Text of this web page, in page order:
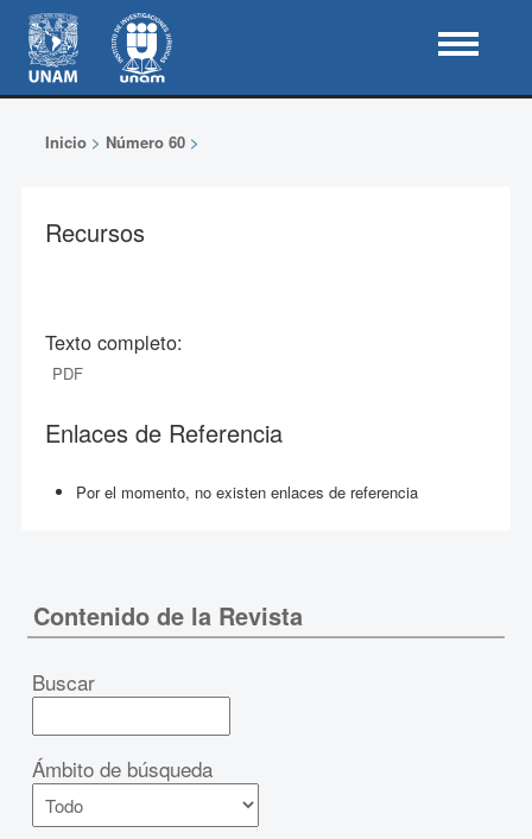
Inicio> Número 60>
Recursos
Texto completo:
PDF
Enlaces de Referencia
Por el momento, no existen enlaces de referencia
Contenido de la Revista
Buscar
Ámbito de búsqueda